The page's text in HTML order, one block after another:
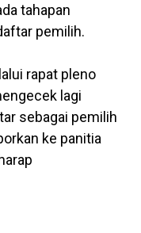
tahapan
pemilih.
rapat pleno
lagi
sebagai pemilih
ke panitia